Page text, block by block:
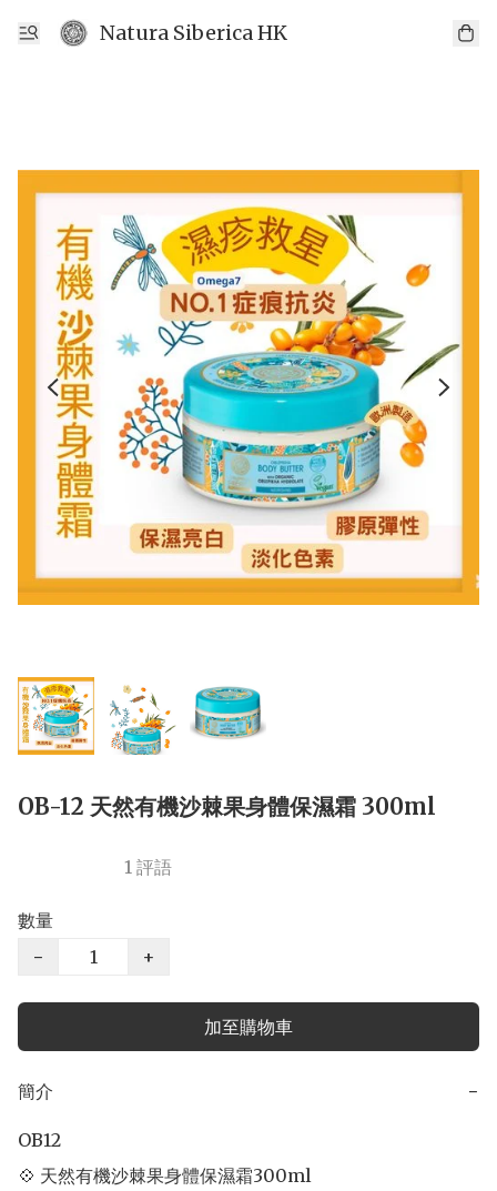
Natura Siberica HK
OB-12 天然有機沙棘果身體保濕霜 300ml
1 評語
數量
−
+
加至購物車
簡介 −
OB12
💠 天然有機沙棘果身體保濕霜300ml